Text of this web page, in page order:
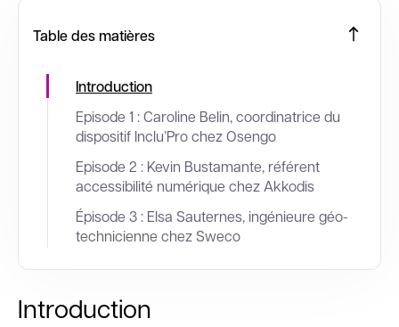
Table des matières
Introduction
Episode 1 : Caroline Belin, coordinatrice du
dispositif Inclu’Pro chez Osengo
Episode 2 : Kevin Bustamante, référent
accessibilité numérique chez Akkodis
Épisode 3 : Elsa Sauternes, ingénieure géo-
technicienne chez Sweco
Introduction